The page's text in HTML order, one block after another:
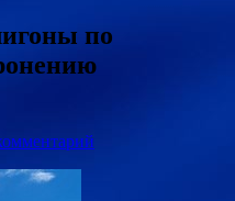
по